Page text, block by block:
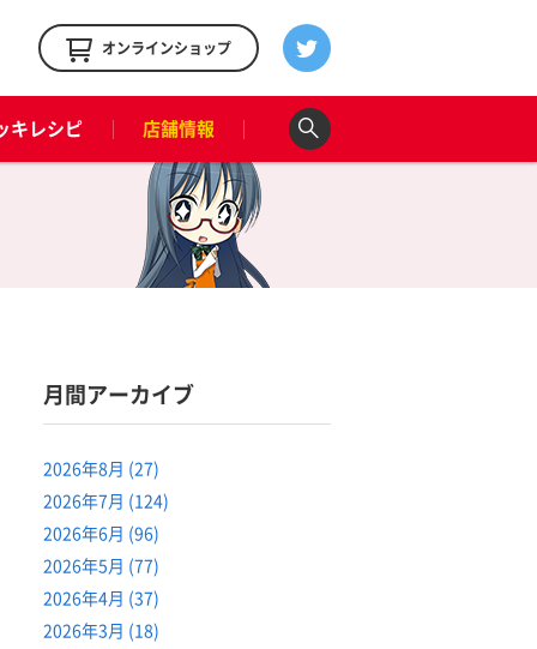
オンラインショップ
キレシピ 店舗情報
月間アーカイブ
2026年8月 (27)
2026年7月 (124)
2026年6月 (96)
2026年5月 (77)
2026年4月 (37)
2026年3月 (18)